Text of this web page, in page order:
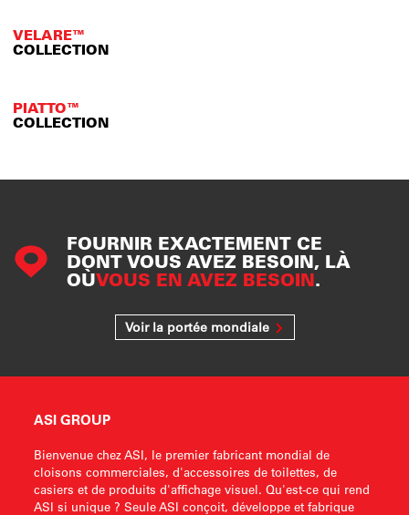
VELARE™
COLLECTION
PIATTO™
COLLECTION
FOURNIR EXACTEMENT CE
DONT VOUS AVEZ BESOIN, LÀ
OÙVOUS EN AVEZ BESOIN.
Voir la portée mondiale
ASI GROUP
Bienvenue chez ASI, le premier fabricant mondial de
cloisons commerciales, d'accessoires de toilettes, de
casiers et de produits d'affichage visuel. Qu'est-ce qui rend
ASI si unique ? Seule ASI conçoit, développe et fabrique